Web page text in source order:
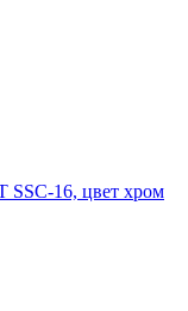
SSC-16, цвет хром